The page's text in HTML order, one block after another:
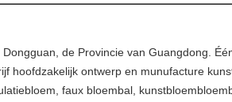
de Provincie van Guangdong.
hoofdzakelijk ontwerp en munufacture
faux bloembal,